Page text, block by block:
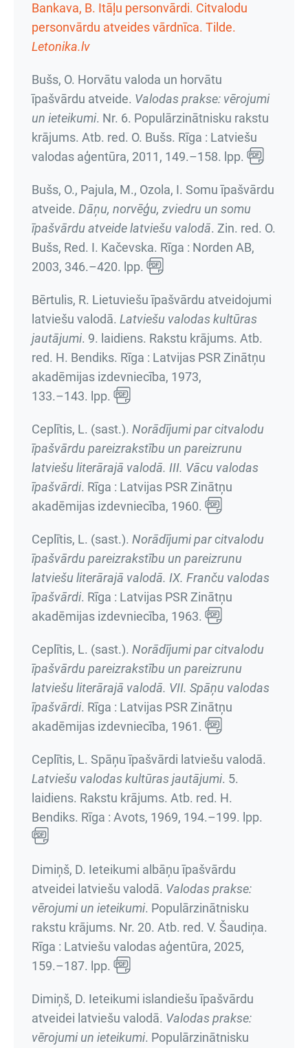
Bankava, B. Itāļu personvārdi. Citvalodu
personvārdu atveides vārdnīca. Tilde.
Letonika.lv
Bušs, O. Horvātu valoda un horvātu
īpašvārdu atveide. Valodas prakse: vērojumi
un ieteikumi. Nr. 6. Populārzinātnisku rakstu
krājums. Atb. red. O. Bušs. Rīga : Latviešu
valodas aģentūra, 2011, 149.–158. lpp.
Bušs, O., Pajula, M., Ozola, I. Somu īpašvārdu
atveide. Dāņu, norvēģu, zviedru un somu
īpašvārdu atveide latviešu valodā. Zin. red. O.
Bušs, Red. I. Kačevska. Rīga : Norden AB,
2003, 346.–420. lpp.
Bērtulis, R. Lietuviešu īpašvārdu atveidojumi
latviešu valodā. Latviešu valodas kultūras
jautājumi. 9. laidiens. Rakstu krājums. Atb.
red. H. Bendiks. Rīga : Latvijas PSR Zinātņu
akadēmijas izdevniecība, 1973,
133.–143. lpp.
Ceplītis, L. (sast.). Norādījumi par citvalodu
īpašvārdu pareizrakstību un pareizrunu
latviešu literārajā valodā. III. Vācu valodas
īpašvārdi. Rīga : Latvijas PSR Zinātņu
akadēmijas izdevniecība, 1960.
Ceplītis, L. (sast.). Norādījumi par citvalodu
īpašvārdu pareizrakstību un pareizrunu
latviešu literārajā valodā. IX. Franču valodas
īpašvārdi. Rīga : Latvijas PSR Zinātņu
akadēmijas izdevniecība, 1963.
Ceplītis, L. (sast.). Norādījumi par citvalodu
īpašvārdu pareizrakstību un pareizrunu
latviešu literārajā valodā. VII. Spāņu valodas
īpašvārdi. Rīga : Latvijas PSR Zinātņu
akadēmijas izdevniecība, 1961.
Ceplītis, L. Spāņu īpašvārdi latviešu valodā.
Latviešu valodas kultūras jautājumi. 5.
laidiens. Rakstu krājums. Atb. red. H.
Bendiks. Rīga : Avots, 1969, 194.–199. lpp.
Dimiņš, D. Ieteikumi albāņu īpašvārdu
atveidei latviešu valodā. Valodas prakse:
vērojumi un ieteikumi. Populārzinātnisku
rakstu krājums. Nr. 20. Atb. red. V. Šaudiņa.
Rīga : Latviešu valodas aģentūra, 2025,
159.–187. lpp.
Dimiņš, D. Ieteikumi islandiešu īpašvārdu
atveidei latviešu valodā. Valodas prakse:
vērojumi un ieteikumi. Populārzinātnisku